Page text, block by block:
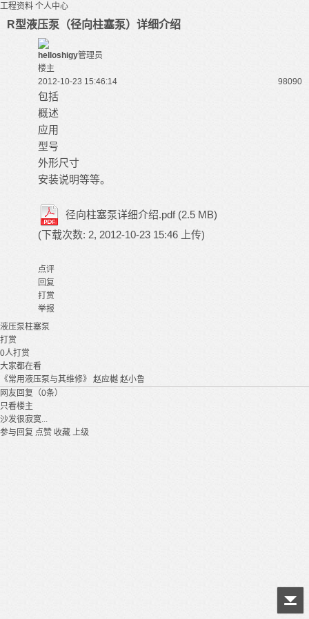
工程资料 个人中心
R型液压泵（径向柱塞泵）详细介绍
helloshigy管理员
楼主
2012-10-23 15:46:14
98090
包括
概述
应用
型号
外形尺寸
安装说明等等。
径向柱塞泵详细介绍.pdf (2.5 MB)
(下载次数: 2, 2012-10-23 15:46 上传)
点评
回复
打赏
举报
液压泵柱塞泵
打赏
0人打赏
大家都在看
《常用液压泵与其维修》 赵应樾 赵小鲁
网友回复（0条）
只看楼主
沙发很寂寞...
参与回复 点赞 收藏 上级